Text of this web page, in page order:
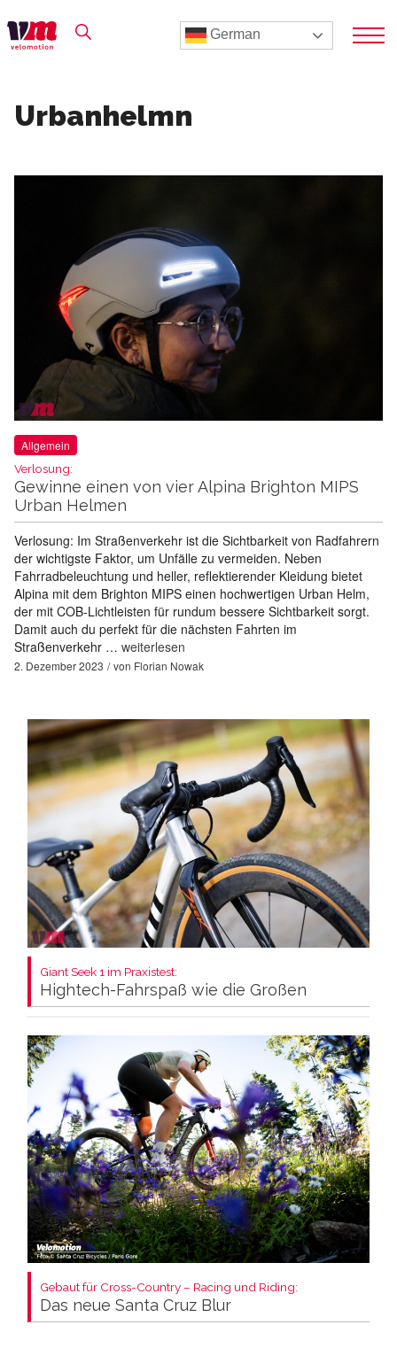
German
Urbanhelmn
Allgemein
Verlosung:
Gewinne einen von vier Alpina Brighton MIPS
Urban Helmen
Verlosung: Im Straßenverkehr ist die Sichtbarkeit von Radfahrern
der wichtigste Faktor, um Unfälle zu vermeiden. Neben
Fahrradbeleuchtung und heller, reflektierender Kleidung bietet
Alpina mit dem Brighton MIPS einen hochwertigen Urban Helm,
der mit COB-Lichtleisten für rundum bessere Sichtbarkeit sorgt.
Damit auch du perfekt für die nächsten Fahrten im
Straßenverkehr … weiterlesen
2. Dezember 2023 von Florian Nowak
Giant Seek 1 im Praxistest:
Hightech-Fahrspaß wie die Großen
Gebaut für Cross-Country – Racing und Riding:
Das neue Santa Cruz Blur